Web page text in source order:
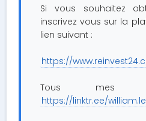
Si vous souhaitez
inscrivez vous sur la
lien suivant :
https://
Tous mes
https://linktr.ee/